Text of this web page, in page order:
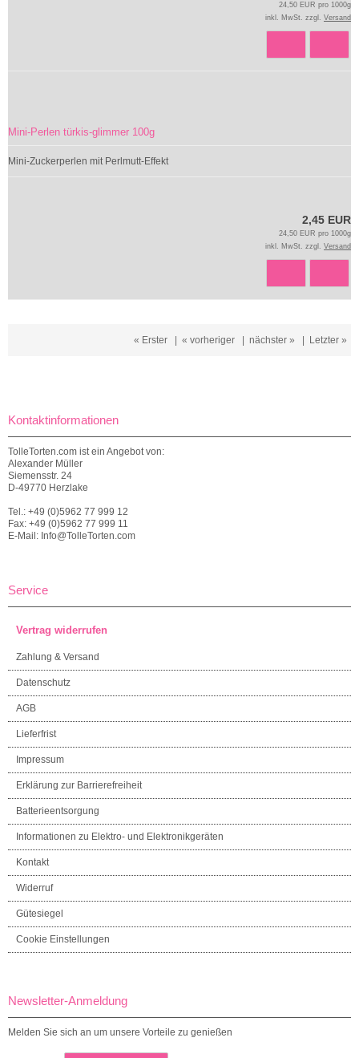
24,50 EUR pro 1000g
inkl. MwSt. zzgl. Versand
Mini-Perlen türkis-glimmer 100g
Mini-Zuckerperlen mit Perlmutt-Effekt
2,45 EUR
24,50 EUR pro 1000g
inkl. MwSt. zzgl. Versand
« Erster « vorheriger nächster » Letzter »
Kontaktinformationen
TolleTorten.com ist ein Angebot von:
Alexander Müller
Siemensstr. 24
D-49770 Herzlake
Tel.: +49 (0)5962 77 999 12
Fax: +49 (0)5962 77 999 11
E-Mail: Info@TolleTorten.com
Service
Vertrag widerrufen
Zahlung & Versand
Datenschutz
AGB
Lieferfrist
Impressum
Erklärung zur Barrierefreiheit
Batterieentsorgung
Informationen zu Elektro- und Elektronikgeräten
Kontakt
Widerruf
Gütesiegel
Cookie Einstellungen
Newsletter-Anmeldung
Melden Sie sich an um unsere Vorteile zu genießen